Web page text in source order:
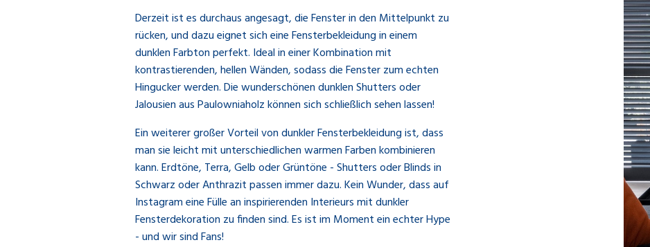
Derzeit ist es durchaus angesagt, die Fenster in den Mittelpunkt zu
rücken, und dazu eignet sich eine Fensterbekleidung in einem
dunklen Farbton perfekt. Ideal in einer Kombination mit
kontrastierenden, hellen Wänden, sodass die Fenster zum echten
Hingucker werden. Die wunderschönen dunklen Shutters oder
Jalousien aus Paulowniaholz können sich schließlich sehen lassen!
Ein weiterer großer Vorteil von dunkler Fensterbekleidung ist, dass
man sie leicht mit unterschiedlichen warmen Farben kombinieren
kann. Erdtöne, Terra, Gelb oder Grüntöne - Shutters oder Blinds in
Schwarz oder Anthrazit passen immer dazu. Kein Wunder, dass auf
Instagram eine Fülle an inspirierenden Interieurs mit dunkler
Fensterdekoration zu finden sind. Es ist im Moment ein echter Hype
- und wir sind Fans!